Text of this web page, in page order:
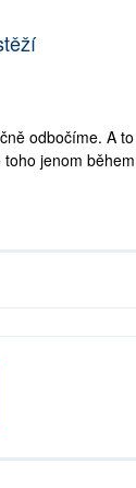
odbočíme. A
jenom